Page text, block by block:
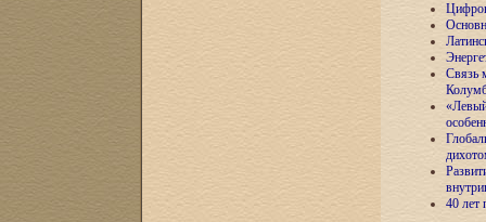
Связь
40 лет